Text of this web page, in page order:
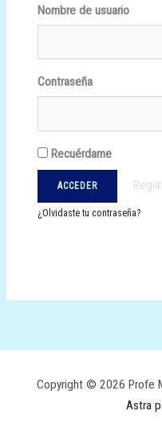
Nombre de usuario
Contraseña
Recuérdame
¿Olvidaste tu contraseña?
Copyright © 2026 Profe
Astra